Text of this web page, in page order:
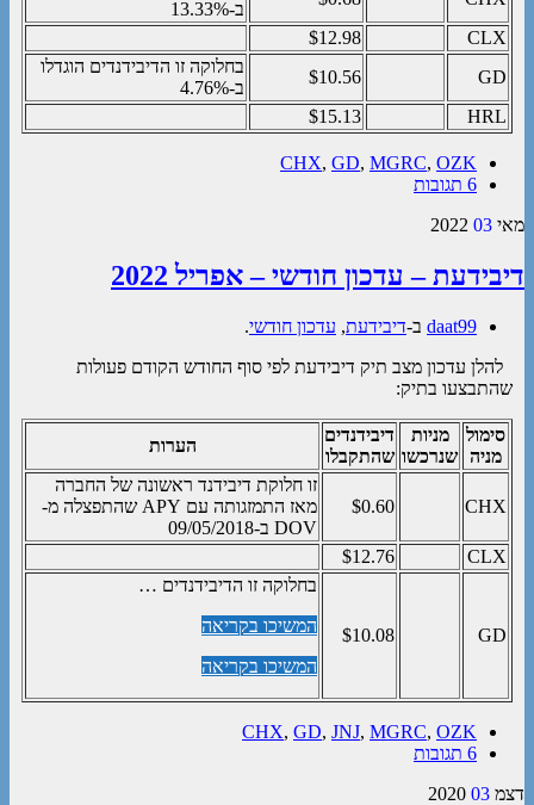
ב-13.33%
CLX
$12.98
GD
$10.56
בחלוקה זו הדיבידנדים הוגדלו
ב-4.76%
HRL
$15.13
CHX, GD, MGRC, OZK
6 תגובות
מאי 03
2022
דיבידעת – עדכון חודשי – אפריל 2022
daat99 ב-דיבידעת, עדכון חודשי.
להלן עדכון מצב תיק דיבידעת לפי סוף החודש הקודם פעולות
שהתבצעו בתיק:
סימול
מניה
מניות
שנרכשו
דיבידנדים
שהתקבלו
הערות
CHX
$0.60
זו חלוקת דיבידנד ראשונה של החברה
מאז התמזגותה עם APY שהתפצלה מ-
DOV ב-09/05/2018
CLX
$12.76
GD
$10.08
בחלוקה זו הדיבידנדים …
המשיכו בקריאה
המשיכו בקריאה
CHX, GD, JNJ, MGRC, OZK
6 תגובות
דצמ 03
2020